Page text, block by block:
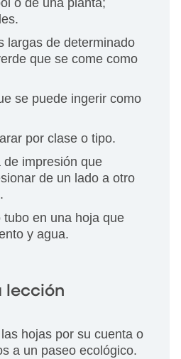
o de una planta;
largas de determinado
que se come como
se puede ingerir como
por clase o tipo.
de impresión que
de un lado a otro
tubo en una hoja que
y agua.
lección
hojas por su cuenta o
a un paseo ecológico.